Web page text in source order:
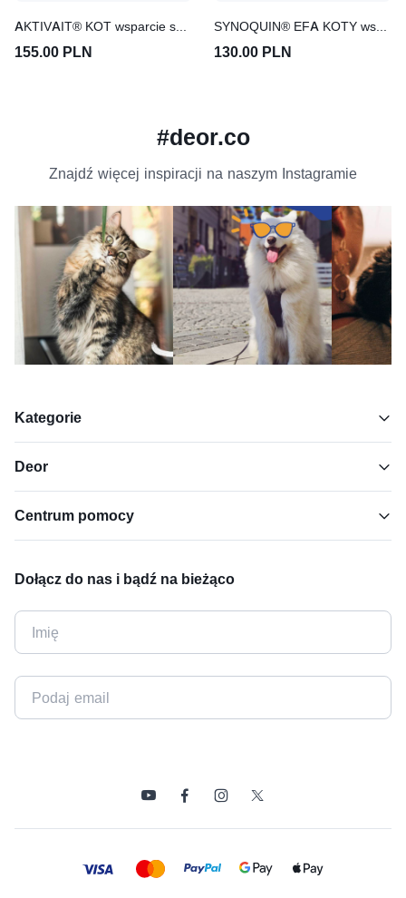
155.00 PLN 130.00 PLN
#deor.co
Znajdź więcej inspiracji na naszym Instagramie
Kategorie
Deor
Centrum pomocy
Dołącz do nas i bądź na bieżąco